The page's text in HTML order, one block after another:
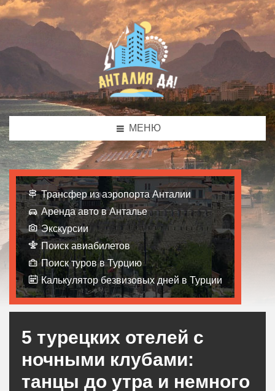
МЕНЮ
Трансфер из аэропорта Анталии
Аренда авто в Анталье
Экскурсии
Поиск авиабилетов
Поиск туров в Турцию
Калькулятор безвизовых дней в Турции
5 турецких отелей с
ночными клубами:
танцы до утра и немного